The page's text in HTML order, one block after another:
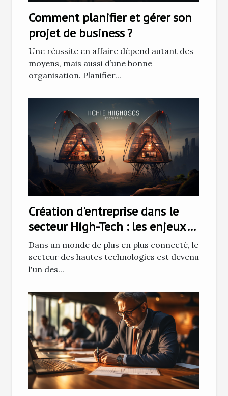
Comment planifier et gérer son
projet de business ?
Une réussite en affaire dépend autant des
moyens, mais aussi d’une bonne
organisation. Planifier...
Création d'entreprise dans le
secteur High-Tech : les enjeux
et défis
Dans un monde de plus en plus connecté, le
secteur des hautes technologies est devenu
l'un des...